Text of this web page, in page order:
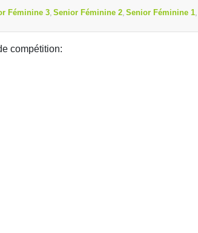
Féminine 3 Senior Féminine 2 Senior Féminine 1
compétition: